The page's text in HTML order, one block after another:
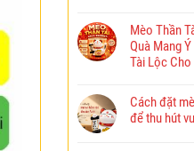
Mèo Thần
Quà Mang
Tài Lộc
Cách đặt
để thu hút